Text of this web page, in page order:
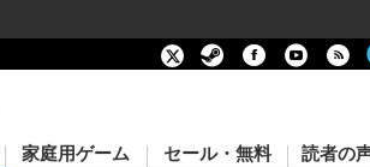
家庭用ゲーム セール・無料 読者の